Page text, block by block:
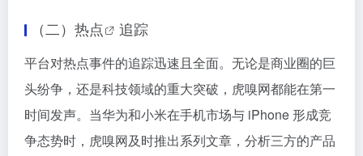
（二） 热点 追踪
平台对热点事件的追踪迅速且全面。无论是商业圈的巨
头纷争，还是科技领域的重大突破，虎嗅网都能在第一
时间发声。当华为和小米在手机市场与 iPhone 形成竞
争态势时，虎嗅网及时推出系列文章，分析三方的产品